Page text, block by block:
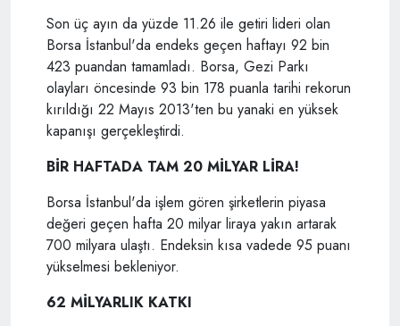
Son üç ayın da yüzde 11.26 ile getiri lideri olan
Borsa İstanbul'da endeks geçen haftayı 92 bin
423 puandan tamamladı. Borsa, Gezi Parkı
olayları öncesinde 93 bin 178 puanla tarihi rekorun
kırıldığı 22 Mayıs 2013'ten bu yanaki en yüksek
kapanışı gerçekleştirdi.
BİR HAFTADA TAM 20 MİLYAR LİRA!
Borsa İstanbul'da işlem gören şirketlerin piyasa
değeri geçen hafta 20 milyar liraya yakın artarak
700 milyara ulaştı. Endeksin kısa vadede 95 puanı
yükselmesi bekleniyor.
62 MİLYARLIK KATKI